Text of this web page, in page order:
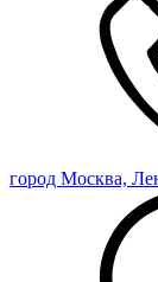
город Москва,